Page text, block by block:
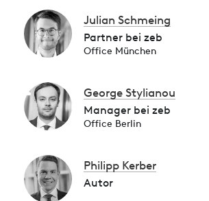
Julian Schmeing
Partner bei zeb
Office München
George Stylianou
Manager bei zeb
Office Berlin
Philipp Kerber
Autor